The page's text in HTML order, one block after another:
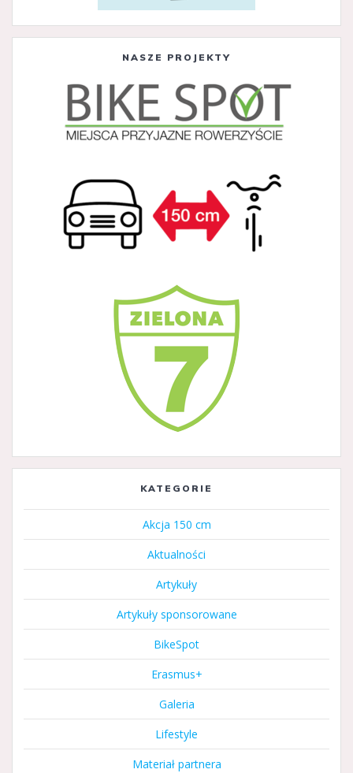
NASZE PROJEKTY
KATEGORIE
Akcja 150 cm
Aktualności
Artykuły
Artykuły sponsorowane
BikeSpot
Erasmus+
Galeria
Lifestyle
Materiał partnera